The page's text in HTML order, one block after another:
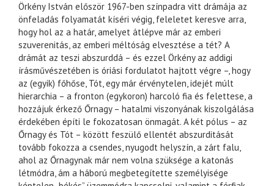
Örkény István először 1967-ben színpadra vitt drámája az
önfeladás folyamatát kíséri végig, feleletet keresve arra,
hogy hol az a határ, amelyet átlépve már az emberi
szuverenitás, az emberi méltóság elvesztése a tét? A
drámát az teszi abszurddá – és ezzel Örkény az addigi
írásművészetében is óriási fordulatot hajtott végre –, hogy
az (egyik) főhőse, Tót, egy már érvénytelen, idejét múlt
hierarchia – a fronton (egykoron) harcoló fia és felettese, a
hozzájuk érkező Őrnagy – hatalmi viszonyának kiszolgálása
érdekében építi le fokozatosan önmagát. A két pólus – az
Őrnagy és Tót – között feszülő ellentét abszurditását
tovább fokozza a csendes, nyugodt helyszín, a zárt falu,
ahol az Őrnagynak már nem volna szüksége a katonás
létmódra, ám a háború megbetegítette személyisége